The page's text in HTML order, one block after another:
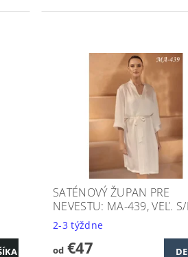
SATÉNOVÝ ŽUPAN PRE
NEVESTU: MA-439, VEĽ.
2-3 týždne
od€47